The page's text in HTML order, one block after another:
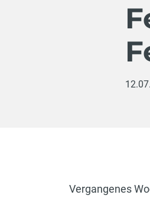
Vergangenes